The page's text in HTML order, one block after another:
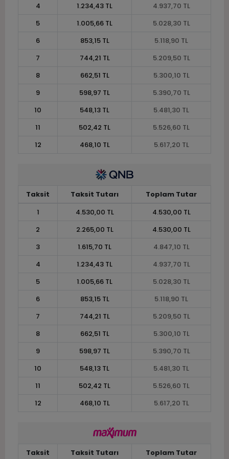
4
1.234,43 TL
4.937,70 TL
5
1.005,66 TL
5.028,30 TL
6
853,15 TL
5.118,90 TL
7
744,21 TL
5.209,50 TL
8
662,51 TL
5.300,10 TL
9
598,97 TL
5.390,70 TL
10
548,13 TL
5.481,30 TL
11
502,42 TL
5.526,60 TL
12
468,10 TL 5.617,20 TL
Taksit Taksit Tutarı
Toplam Tutar
1
4.530,00 TL
4.530,00 TL
2
2.265,00 TL
4.530,00 TL
3
1.615,70 TL
4.847,10 TL
4
1.234,43 TL
4.937,70 TL
5
1.005,66 TL
5.028,30 TL
6
853,15 TL
5.118,90 TL
7
744,21 TL
5.209,50 TL
8
662,51 TL
5.300,10 TL
9
598,97 TL
5.390,70 TL
10
548,13 TL
5.481,30 TL
11
502,42 TL
5.526,60 TL
12
468,10 TL 5.617,20 TL
Taksit Taksit Tutarı Toplam Tutar